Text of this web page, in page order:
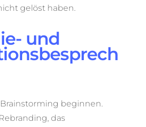
gelöst haben.
und
Brainstorming beginnen.
das